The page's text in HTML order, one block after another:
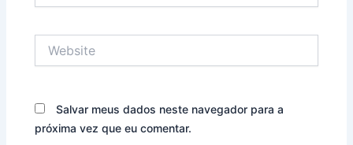
Salvar meus dados neste navegador para a
próxima vez que eu comentar.